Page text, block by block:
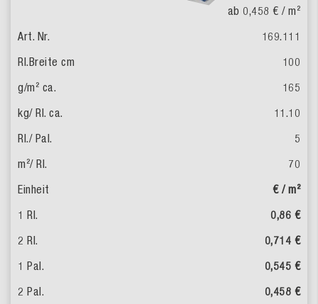
ab 0,458 € / m²
169.111
100
165
11.10
5
70
€ / m²
0,86 €
0,714 €
0,545 €
0,458 €